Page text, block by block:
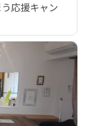
応援キャン